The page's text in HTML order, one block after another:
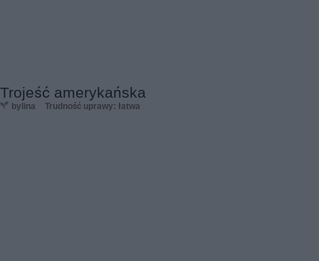
Trojeść amerykańska
bylina Trudność uprawy: łatwa